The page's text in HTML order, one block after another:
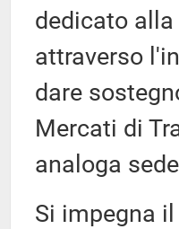
dedicato
attraverso
dare
Mercati di
analoga
Si impegna